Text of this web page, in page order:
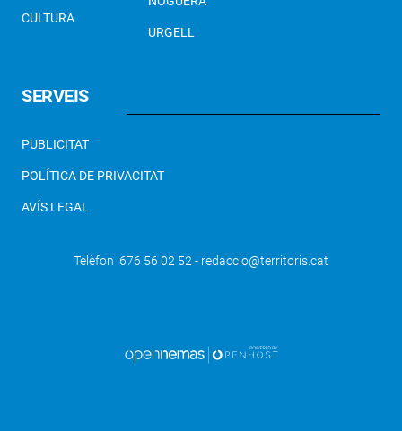
CULTURA
URGELL
SERVEIS
PUBLICITAT
POLÍTICA DE PRIVACITAT
AVÍS LEGAL
Telèfon 676 56 02 52 - redaccio@territoris.cat